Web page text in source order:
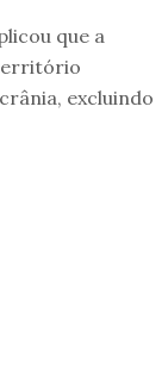
que a
excluindo